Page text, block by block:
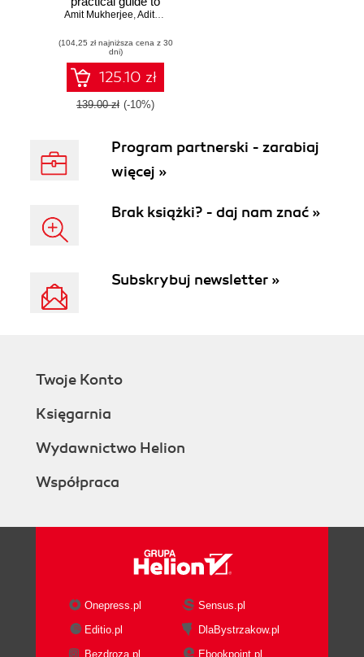
unlocking
powered innovation
with Azure OpenAI
Amit Mukherjee,Adithya Saladi
(104,25 zł najniższa cena z 30
dni)
125.10 zł
139.00 zł (-10%)
Program partnerski - zarabiaj
więcej »
Brak książki? - daj nam znać »
Subskrybuj newsletter »
Twoje Konto
Księgarnia
Wydawnictwo Helion
Współpraca
Onepress.pl
Sensus.pl
Editio.pl
DlaBystrzakow.pl
Bezdroza.pl
Ebookpoint.pl